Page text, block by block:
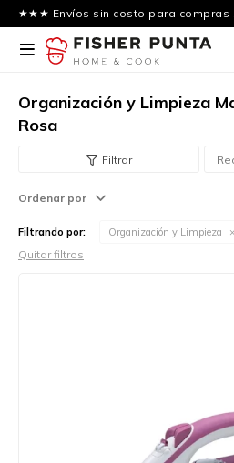
★★★ Envíos sin costo para

Organización y Limpieza
Rosa
Ordenar por
Filtrando por: Organización y Limpieza
Quitar filtros